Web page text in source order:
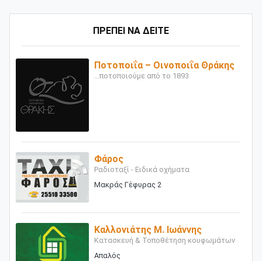
ΠΡΕΠΕΙ ΝΑ ΔΕΙΤΕ
Ποτοποιΐα – Οινοποιΐα Θράκης
...ποτοποιούμε από το 1893
Φάρος
Ραδιοταξί - Ειδικά οχήματα
Μακράς Γέφυρας 2
Καλλονιάτης Μ. Ιωάννης
Κατασκευή & Τοποθέτηση κουφωμάτων
Απαλός